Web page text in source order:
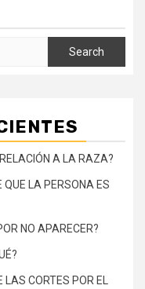
A LA RAZA?
QUE LA PERSONA ES
NO APARECER?
CORTES POR EL